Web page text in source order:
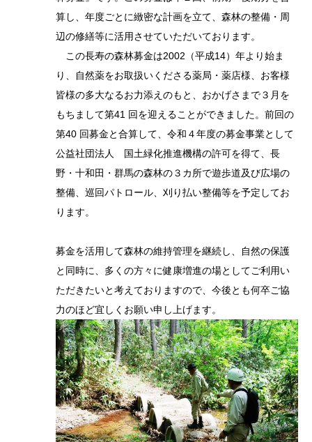
算し、年度ごとに緻密な計画を立て、森林の整備・周
辺の修繕等に活用させていただいております。
この長寿の森林募金は2002（平成14）年より始ま
り、自然薬をお取扱いくださる薬局・薬店様、お客様
皆様の多大なるお力添えのもと、おかげさまで３月を
もちまして第41 回を迎えることができました。前回の
第40 回募金と合算して、令和４年度の募金事業として
公益社団法人 国土緑化推進機構の許可を得て、長
野・十和田・群馬の森林の３カ所で遊歩道及び広場の
整備、巡回パトロール、刈り払い整備等を予定してお
ります。
募金を活用して森林の維持管理を継続し、自然の保護
と同時に、多くの方々に健康増進の場としてご利用い
ただきたいと考えておりますので、今後とも何卒ご協
力のほど宜しくお願い申し上げます。